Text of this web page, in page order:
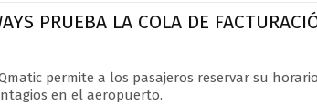
PRUEBA LA COLA DE
permite a los pasajeros reservar su
en el aeropuerto.